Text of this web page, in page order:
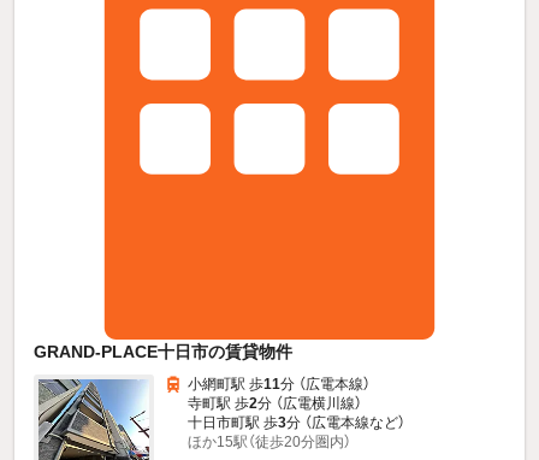
GRAND-PLACE十日市の賃貸物件
小網町駅 歩11分 （広電本線）
寺町駅 歩2分 （広電横川線）
十日市町駅 歩3分 （広電本線など）
ほか15駅（徒歩20分圏内）